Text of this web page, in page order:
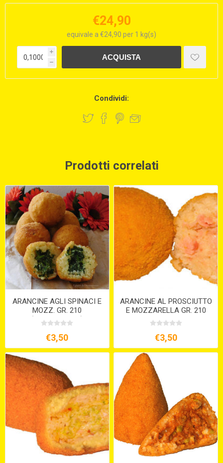
€24,90
equivale a €24,90 per 1 kg(s)
i
h
Condividi:
Prodotti correlati
ARANCINE AGLI SPINACI E
MOZZ. GR. 210
(VEGETARIANE)
€3,50
ARANCINE AL PROSCIUTTO
E MOZZARELLA GR. 210
€3,50